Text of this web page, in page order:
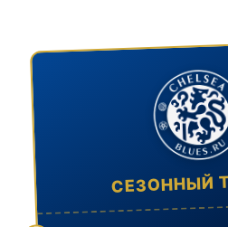
СЕЗОННЫЙ